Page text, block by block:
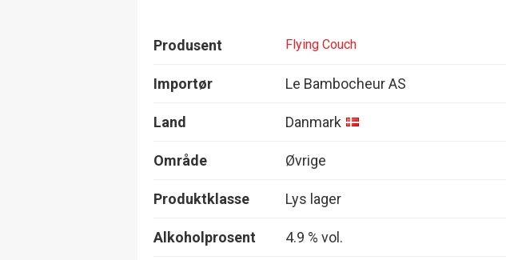
Produsent Flying Couch
Importør Le Bambocheur AS
Land Danmark
Område Øvrige
Produktklasse Lys lager
Alkoholprosent 4.9 % vol.